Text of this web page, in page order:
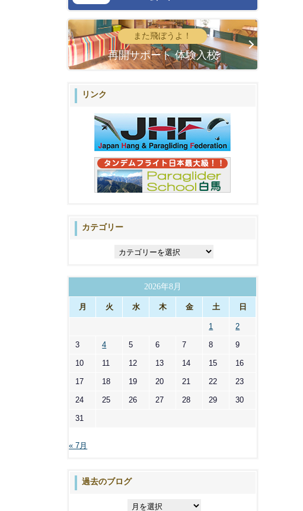
また飛ぼうよ！
再開サポート 体験入校
リンク
カテゴリー
ー
2026年8月
月 火 水 木 金 土 日
1 2
3 4 5 6 7 8 9
10 11 12 13 14 15 16
17 18 19 20 21 22 23
24 25 26 27 28 29 30
31
« 7月
過去のブログ